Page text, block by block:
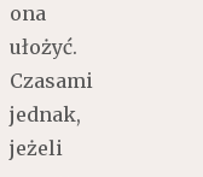
ona
ułożyć.
Czasami
jednak,
jeżeli